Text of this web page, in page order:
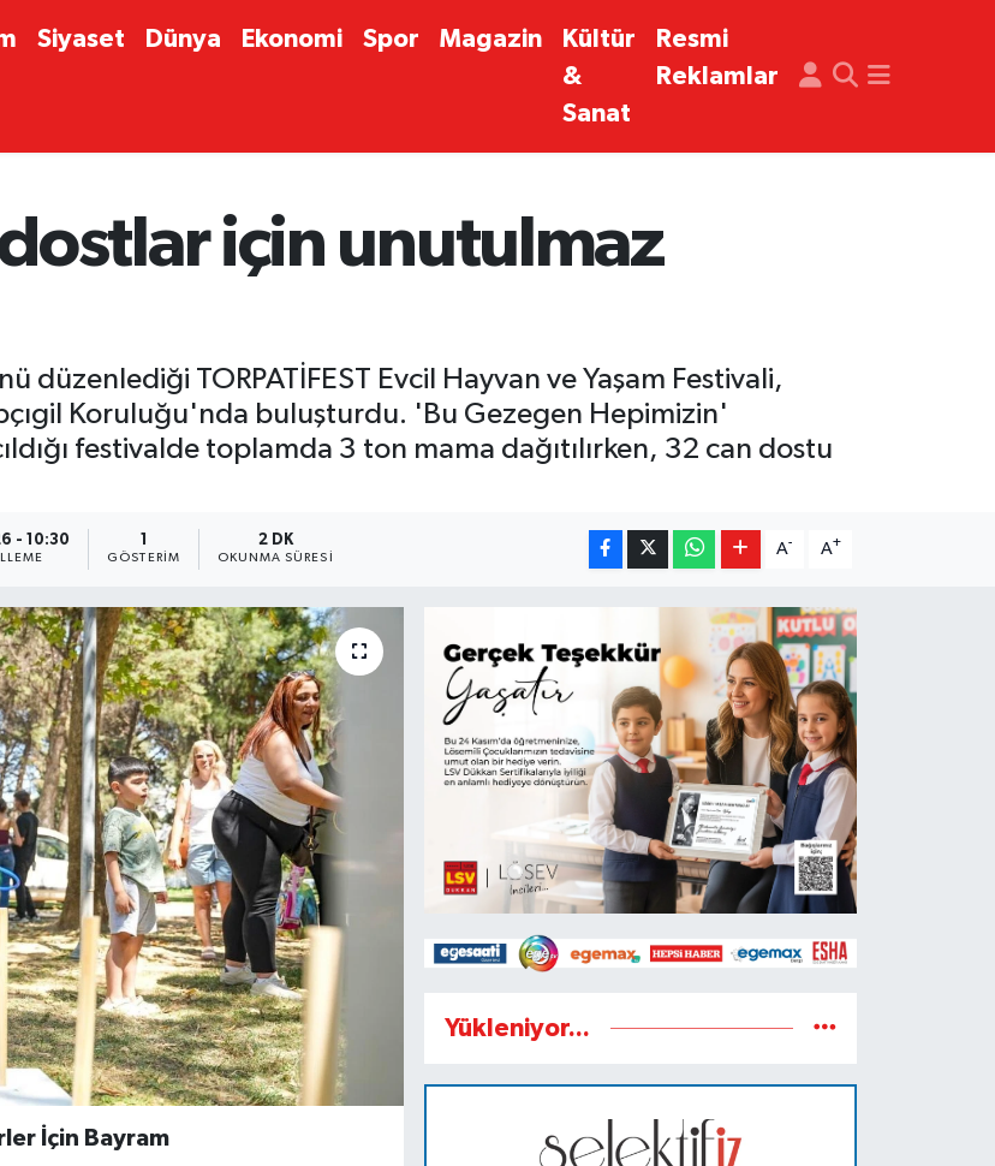
Siyaset Dünya Ekonomi Spor Magazin
Kültür
&
Sanat
Resmi
Reklamlar
için unutulmaz
düzenlediği TORPATİFEST Evcil Hayvan ve Yaşam Festivali,
Koruluğu'nda buluşturdu. 'Bu Gezegen Hepimizin'
festivalde toplamda 3 ton mama dağıtılırken, 32 can dostu
- 10:30
GÖSTERIM
2 DK
OKUNMA SÜRESI
A- A+
İçin Bayram
Yükleniyor...